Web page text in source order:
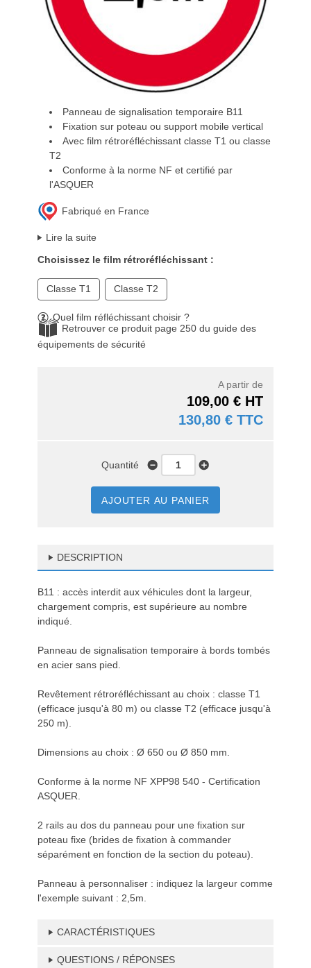
Panneau de signalisation temporaire B11
Fixation sur poteau ou support mobile vertical
Avec film rétroréfléchissant classe T1 ou classe
T2
Conforme à la norme NF et certifié par
l'ASQUER
Fabriqué en France
Lire la suite
Choisissez le film rétroréfléchissant :
Classe T1 Classe T2
Quel film réfléchissant choisir ?
Retrouver ce produit page 250 du guide des
équipements de sécurité
A partir de
109,00 € HT
130,80 € TTC
Quantité
AJOUTER AU PANIER
DESCRIPTION
B11 : accès interdit aux véhicules dont la largeur,
chargement compris, est supérieure au nombre
indiqué.
Panneau de signalisation temporaire à bords tombés
en acier sans pied.
Revêtement rétroréfléchissant au choix : classe T1
(efficace jusqu'à 80 m) ou classe T2 (efficace jusqu'à
250 m).
Dimensions au choix : Ø 650 ou Ø 850 mm.
Conforme à la norme NF XPP98 540 - Certification
ASQUER.
2 rails au dos du panneau pour une fixation sur
poteau fixe (brides de fixation à commander
séparément en fonction de la section du poteau).
Panneau à personnaliser : indiquez la largeur comme
l'exemple suivant : 2,5m.
CARACTÉRISTIQUES
QUESTIONS / RÉPONSES